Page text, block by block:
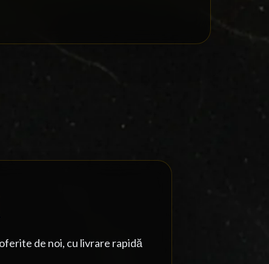
de noi, cu livrare rapidă